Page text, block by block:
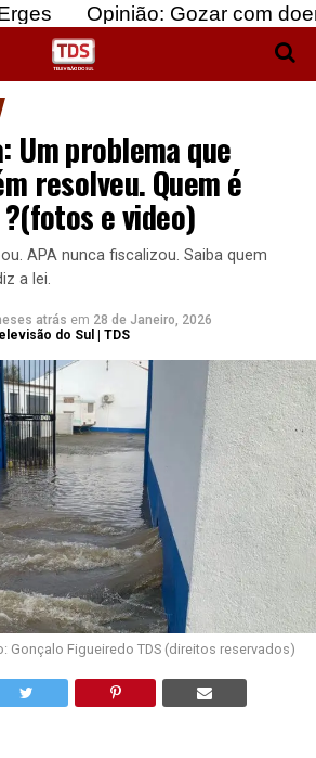
Gozar com doentes e bajular
Um problema que
resolveu. Quem é
e video)
APA nunca fiscalizou. Saiba quem
a lei.
atrás em 28 de Janeiro, 2026
do Sul | TDS
Gonçalo Figueiredo TDS (direitos reservados)